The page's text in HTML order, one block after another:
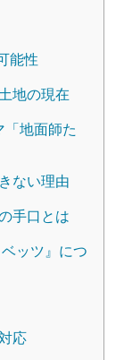
能性
地の現在
地面師た
ない理由
手口とは
ッツ』につ
応